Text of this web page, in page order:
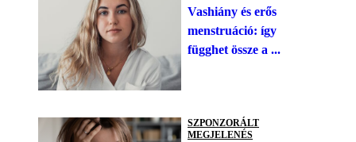
Vashiány és erős
menstruáció: így
függhet össze a ...
SZPONZORÁLT
MEGJELENÉS